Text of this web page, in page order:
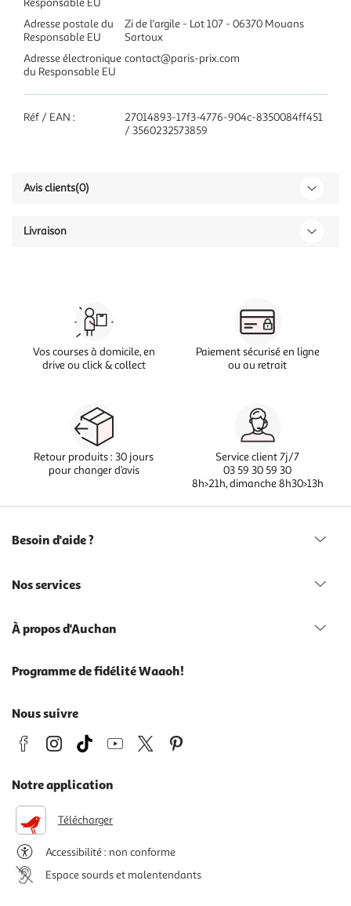
Responsable EU
Adresse postale du
Responsable EU
Zi de l'argile - Lot 107 - 06370 Mouans
Sartoux
Adresse électronique
du Responsable EU
contact@paris-prix.com
Réf / EAN :
27014893-17f3-4776-904c-8350084ff451
/ 3560232573859
Avis clients(0)
Livraison
Vos courses à domicile, en
drive ou click & collect
Paiement sécurisé en ligne
ou au retrait
Retour produits : 30 jours
pour changer d’avis
Service client 7j/7
03 59 30 59 30
8h>21h, dimanche 8h30>13h
Besoin d'aide ?
Nos services
À propos d'Auchan
Programme de fidélité Waaoh!
Nous suivre
Notre application
Télécharger
Accessibilité : non conforme
Espace sourds et malentendants